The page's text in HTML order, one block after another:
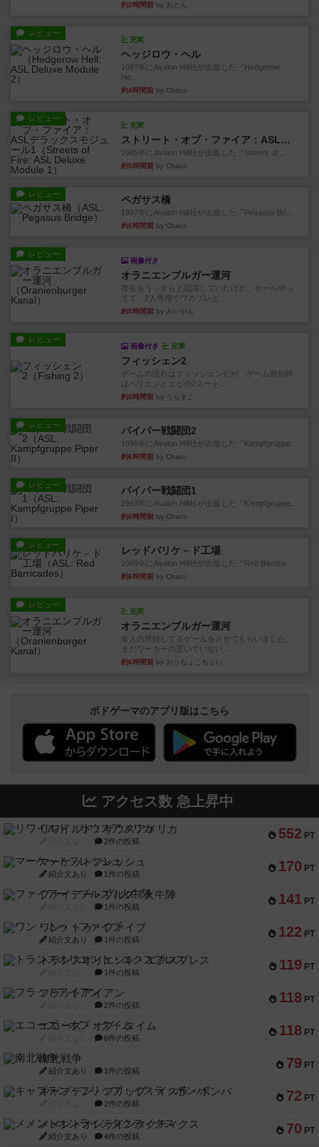
約2時間前 by おとん
レビュー
充実
ヘッジロウ・ヘル
1987年にAvalon Hill社が出版した『Hedgerow
He...
約4時間前 by Chaco
レビュー
充実
ストリート・オブ・ファイア：ASLデラックスモジュール1
1985年にAvalon Hill社が出版した『Streets of ...
約5時間前 by Chaco
レビュー ペガサス橋
1997年にAvalon Hill社が出版した『Pegasus Bri...
約5時間前 by Chaco
レビュー
画像付き
オラニエンブルガー運河
存在をうっすらと認識していたけど、セールやっ
てて、2人専用でワカプレと...
約5時間前 by みいやん
レビュー
画像付き 充実
フィッシェン2
ゲームの流れはフィッシェンだが、ゲーム開始時
はペリカンとエビの2スート...
約5時間前 by うらまこ
レビュー パイパー戦闘団2
1996年にAvalon Hill社が出版した『Kampfgruppe...
約6時間前 by Chaco
レビュー パイパー戦闘団1
1993年にAvalon Hill社が出版した『Kampfgruppe...
約6時間前 by Chaco
レビュー レッドバリケ－ド工場
1989年にAvalon Hill社が出版した『Red Barrica...
約6時間前 by Chaco
レビュー
充実
オラニエンブルガー運河
友人の所持してるゲームをさせてもらいました。
まだワーカーの置いていない...
約6時間前 by おっちょこちょい
ボドゲーマのアプリ版はこちら
アクセス数 急上昇中
552 PT
リワイルド：サウスアメリカ
2件の投稿
170 PT
マーケットフレッシュ
紹介文あり 1件の投稿
141 PT
ファイアー・ブルズ / 火牛陣
1件の投稿
122 PT
ワン・トゥ・ファイブ
紹介文あり 1件の投稿
119 PT
トランスオリエント・エクスプレス
1件の投稿
118 PT
フラットアイアン
2件の投稿
118 PT
エコーズ・オブ・タイム
8件の投稿
79 PT
南北戦争
紹介文あり 1件の投稿
72 PT
キャプテン・フリップ：イスラ・ボンバ
2件の投稿
70 PT
メメントオンラインタクティクス
紹介文あり 4件の投稿